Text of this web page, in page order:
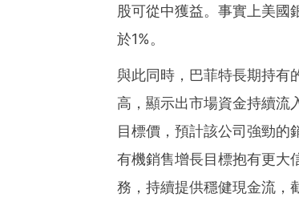
股可從中獲益。事實上美國
於1%。
與此同時，巴菲特長期持有
高，顯示出市場資金持續流
目標價，預計該公司強勁
有機銷售增長目標抱有更大
務，持續提供穩健現金流，